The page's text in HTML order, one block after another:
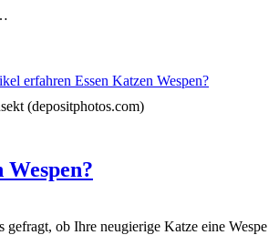
(depositphotos.com)
Wespen?
gefragt, ob Ihre neugierige Katze eine Wespe